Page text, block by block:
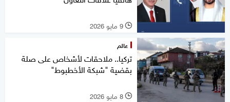
l 9 مايو 2026
عالم
تركيا.. ملاحقات لأشخاص على صلة
بقضية "شبكة الأخطبوط"
l 8 مايو 2026